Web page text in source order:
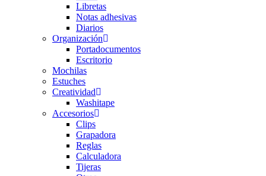
Libretas
Notas adhesivas
Diarios
Organización
Portadocumentos
Escritorio
Mochilas
Estuches
Creatividad
Washitape
Accesorios
Clips
Grapadora
Reglas
Calculadora
Tijeras